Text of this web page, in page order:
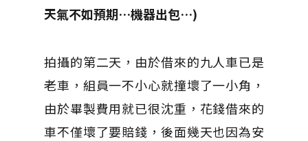
天氣不如預期…機器出包…)
拍攝的第二天，由於借來的九人車已是
老車，組員一不小心就撞壞了一小角，
由於畢製費用就已很沈重，花錢借來的
車不僅壞了要賠錢，後面幾天也因為安